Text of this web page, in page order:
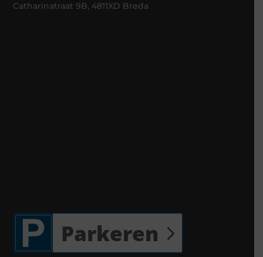
Catharinatraat 9B, 4811XD Breda
Parkeren